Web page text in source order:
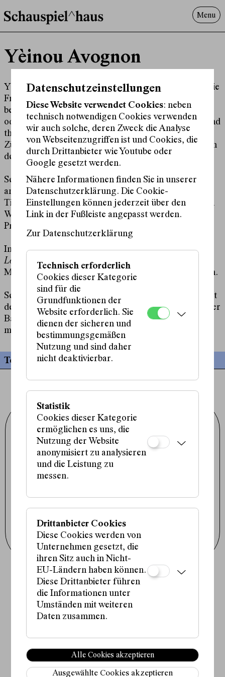
Menu
Über uns
Besuch
Yèinou Avognon
Yèinou Avognon (they/them) entdeckte schon früh die
Freude am künstlerischen Ausdruck, sei es im Tanz,
beim Eiskunstlaufen, Musizieren (Cello und Klavier)
oder Singen. Den ersten Kontakt mit dem Theater fand
they in einem der Jugendclubs des Schauspielhaus
Zürich, worauf das Theaterjahr und eine erste Rolle in
der ProduktionBullestressfolgten.
Seither reiht sich eine Arbeit an die nächste: unter
anderemLast Night a DJ Took My Lifevon Joana
Tischkau,The Tempest,Robin Hood – Beast Ballad
von
Wu Tsang und Moved by The Motion sowie weitere
Produktionen.
In freien Projekten wieGazing BackundFrankenstein
Lost
konnte Yèinou die eigene Neugier auf das
Musikmischen, Choreografieren und Texten ausleben.
Seit April studiert Yèinou Schauspiel an der Universität
der Künste Berlin. Darüber hinaus ist they Mitglied der
Band
Manic Pixxies
, in der they co-komponiert,
mitsingt, sowie Gitarre und Klavier spielt.
Termine
Schauspielhaus Wien GmbH
Porzellangasse 19
1090 Wien
+43 1 317 01 01
office@schauspielhaus.at
Impressum / Datenschutz
Presse / Downloads
Instagram
Facebook
Newsletter abonnieren
Fördergeber:innen:
Partner:in:
Datenschutzeinstellungen
Diese Website verwendet Cookies: neben
technisch notwendigen Cookies verwenden
wir auch solche, deren Zweck die Analyse
von Webseitenzugriffen ist und Cookies, die
durch Drittanbieter wie Youtube oder
Google gesetzt werden.
Nähere Informationen finden Sie in unserer
Datenschutzerklärung. Die Cookie-
Einstellungen können jederzeit über den
Link in der Fußleiste angepasst werden.
Zur Datenschutzerklärung
Technisch erforderlich
Cookies dieser Kategorie
sind für die
Grundfunktionen der
Website erforderlich. Sie
dienen der sicheren und
bestimmungsgemäßen
Nutzung und sind daher
nicht deaktivierbar.
Statistik
Cookies dieser Kategorie
ermöglichen es uns, die
Nutzung der Website
anonymisiert zu analysieren
und die Leistung zu
messen.
Drittanbieter Cookies
Diese Cookies werden von
Unternehmen gesetzt, die
ihren Sitz auch in Nicht-
EU-Ländern haben können.
Diese Drittanbieter führen
die Informationen unter
Umständen mit weiteren
Daten zusammen.
Alle Cookies akzeptieren
Ausgewählte Cookies akzeptieren